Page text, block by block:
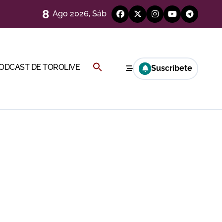
el buen juego de Los Maños
8 Ago 2026, Sáb
DE TOROLIVE Buscar: Suscríbete